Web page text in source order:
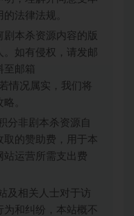
法律法规。
剧本杀资源内容的版
。如有侵权，请发邮
至邮箱
情况属实，我们将
。
分非剧本杀资源自
取的赞助费，用于本
站运营所需支出费
及相关人士对于访
为和纠纷，本站概不